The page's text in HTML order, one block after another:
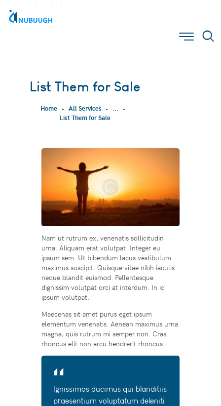
List Them for Sale
Home All Services
...
List Them for Sale
Nam ut rutrum ex, venenatis sollicitudin
urna. Aliquam erat volutpat. Integer eu
ipsum sem. Ut bibendum lacus vestibulum
maximus suscipit. Quisque vitae nibh iaculis
neque blandit euismod. Pellentesque
dignissim volutpat orci at interdum. In id
ipsum volutpat.
Maecenas sit amet purus eget ipsum
elementum venenatis. Aenean maximus urna
magna, quis rutrum mi semper non. Cras
rhoncus elit non arcu hendrerit rhoncus.
Ignissimos ducimus qui blanditiis
praesentium voluptatum deleniti